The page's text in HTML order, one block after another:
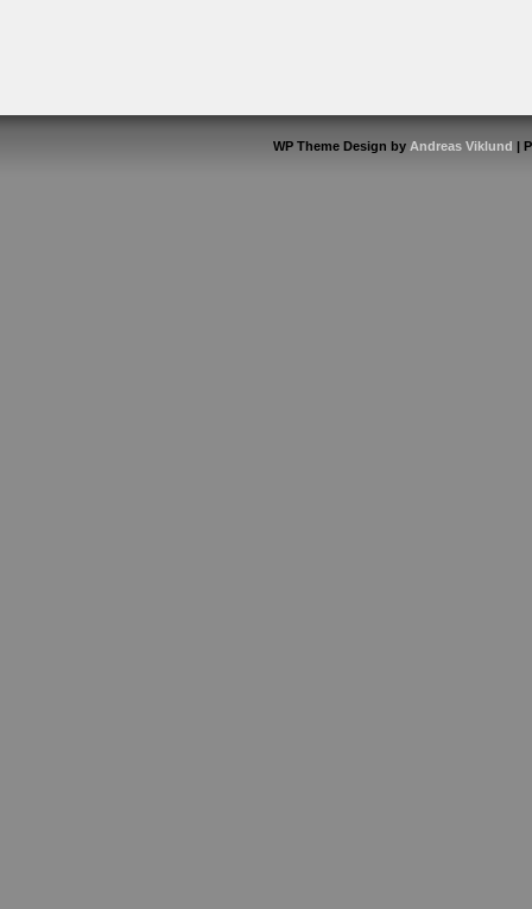
WP Theme Design by Andreas Viklund |